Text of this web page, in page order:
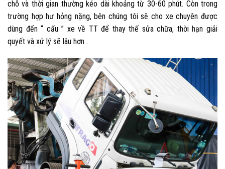
chỗ và thời gian thường kéo dài khoảng từ 30-60 phút. Còn trong
trường hợp hư hỏng nặng, bên chúng tôi sẽ cho xe chuyên được
dùng đến “ cẩu ” xe về TT để thay thế sửa chữa, thời hạn giải
quyết và xử lý sẽ lâu hơn .